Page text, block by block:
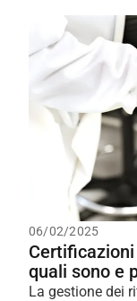
06/02/2025
quali sono e
La gestione dei